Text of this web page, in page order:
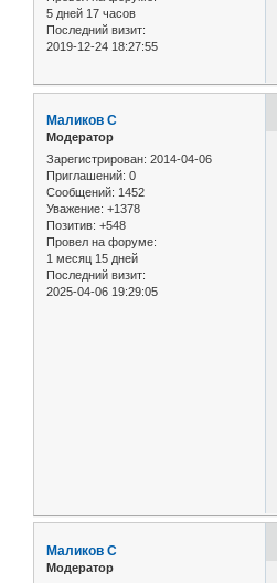
5 дней 17 часов
Последний визит:
2019-12-24 18:27:55
Маликов С
Модератор
Зарегистрирован: 2014-04-06
Приглашений: 0
Сообщений: 1452
Уважение: +1378
Позитив: +548
Провел на форуме:
1 месяц 15 дней
Последний визит:
2025-04-06 19:29:05
Маликов С
Модератор